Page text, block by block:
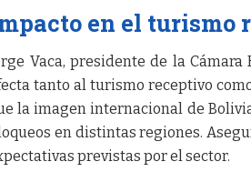
en el turismo
Vaca, presidente de la
tanto al turismo receptivo
la imagen internacional de
en distintas regiones.
previstas por el sector.